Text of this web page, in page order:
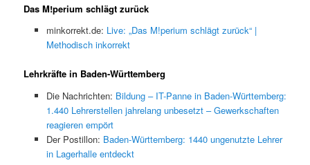
Das M!perium schlägt zurück
minkorrekt.de: Live: „Das M!perium schlägt zurück“ |
Methodisch inkorrekt
Lehrkräfte in Baden-Württemberg
Die Nachrichten: Bildung – IT-Panne in Baden-Württemberg:
1.440 Lehrerstellen jahrelang unbesetzt – Gewerkschaften
reagieren empört
Der Postillon: Baden-Württemberg: 1440 ungenutzte Lehrer
in Lagerhalle entdeckt